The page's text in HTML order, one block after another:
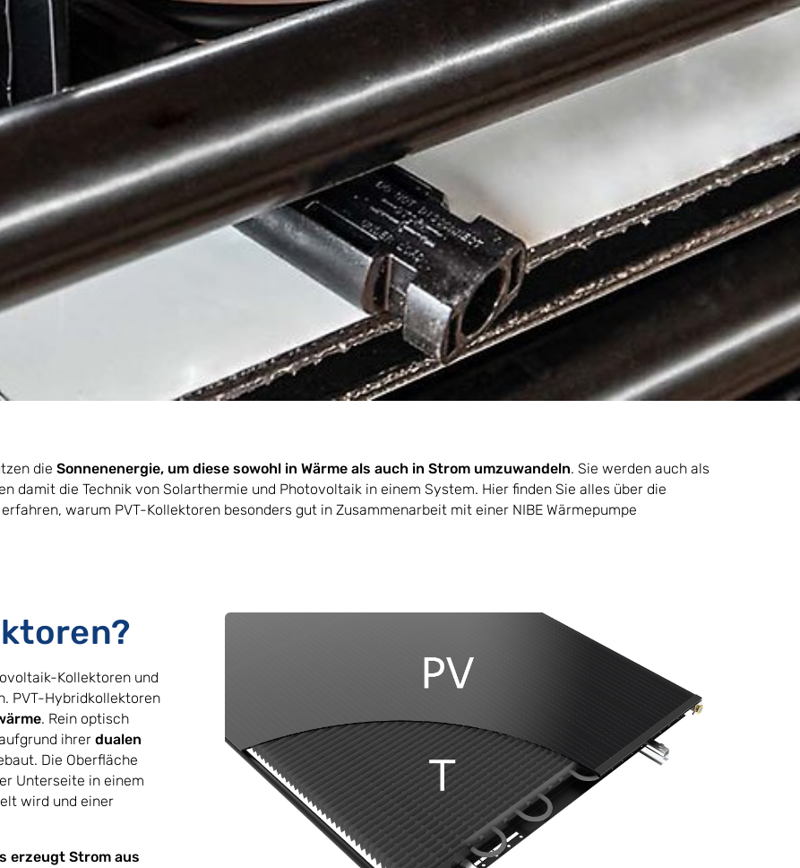
die Sonnenenergie, um diese sowohl in Wärme als auch in Strom umzuwandeln. Sie werden auch als
damit die Technik von Solarthermie und Photovoltaik in einem System. Hier finden Sie alles über die
warum PVT-Kollektoren besonders gut in Zusammenarbeit mit einer NIBE Wärmepumpe
Kollektoren und
PVT-Hybridkollektoren
. Rein optisch
ihrer dualen
Die Oberfläche
Unterseite in einem
wird und einer
erzeugt Strom aus